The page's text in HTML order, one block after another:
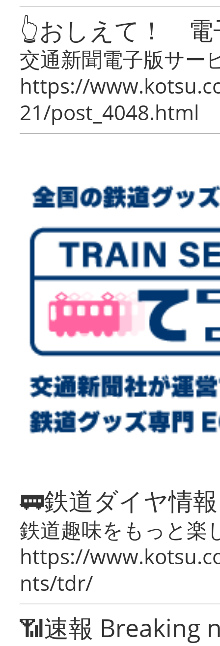
👆おしえて！ 電
交通新聞電子版サー
https://
21/post_4048.html
🚃鉄道ダイヤ情
鉄道趣味をもっと楽
https://
nts/tdr/
📶速報 Breaking